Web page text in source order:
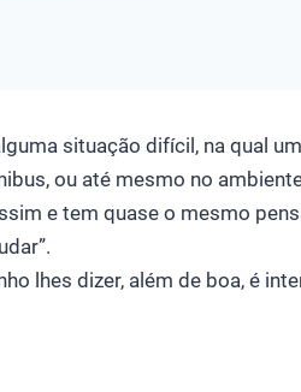
situação difícil, na qual
ou até mesmo no
e tem quase o mesmo
lhes dizer, além de boa, é